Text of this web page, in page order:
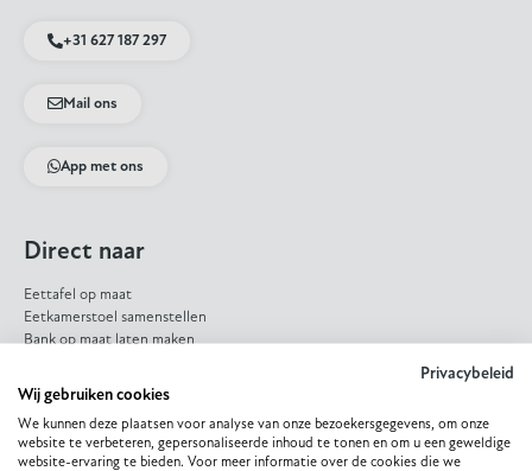
+31 627 187 297
Mail ons
App met ons
Direct naar
Eettafel op maat
Eetkamerstoel samenstellen
Bank op maat laten maken
Dekton eettafel
Eiken eettafel
Eetkamerbank op maat
Privacybeleid
Wij gebruiken cookies
We kunnen deze plaatsen voor analyse van onze bezoekersgegevens, om onze
website te verbeteren, gepersonaliseerde inhoud te tonen en om u een geweldige
website-ervaring te bieden. Voor meer informatie over de cookies die we